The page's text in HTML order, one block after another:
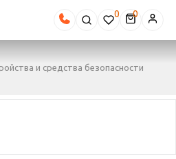
0
и средства безопасности